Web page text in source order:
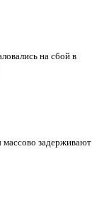
на сбой в
массово задерживают